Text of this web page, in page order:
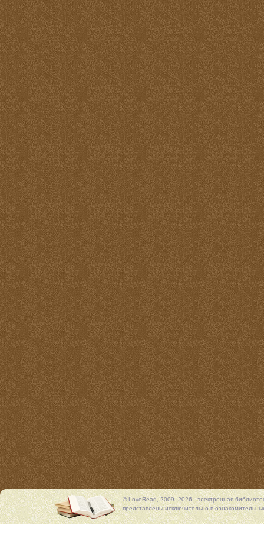
© LoveRead, 2009–2026 - электронная
представлены исключительно в